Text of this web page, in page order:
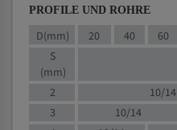
PROFILE UND ROHRE
D(mm) 20 40 60
S
(mm)
2
10/14
3
10/14